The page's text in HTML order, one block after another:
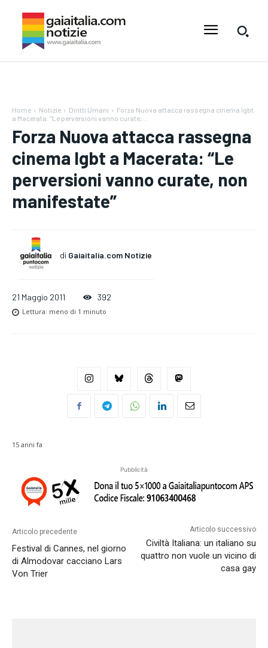
Home Notizie Diritti Umani
Forza Nuova attacca rassegna cinema lgbt
a Macerata: "Le perversioni vanno curate,...
Forza Nuova attacca rassegna
cinema lgbt a Macerata: “Le
perversioni vanno curate, non
manifestate”
di Gaiaitalia.com Notizie
21 Maggio 2011 392
Lettura: meno di 1 minuto
15 anni fa
Pubblicità
Articolo precedente
Festival di Cannes, nel giorno
di Almodovar cacciano Lars
Von Trier
Articolo successivo
Civiltà Italiana: un italiano su
quattro non vuole un vicino di
casa gay